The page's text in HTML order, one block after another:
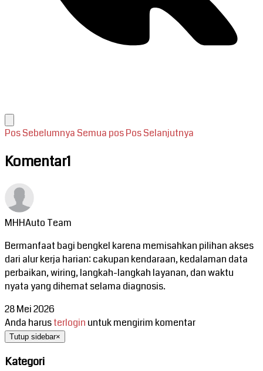
Pos Sebelumnya Semua posPos Selanjutnya
Komentar1
MHHAuto Team
Bermanfaat bagi bengkel karena memisahkan pilihan akses
dari alur kerja harian: cakupan kendaraan, kedalaman data
perbaikan, wiring, langkah-langkah layanan, dan waktu
nyata yang dihemat selama diagnosis.
28 Mei 2026
Anda harusterlogin untuk mengirim komentar
Tutup sidebar×
Kategori